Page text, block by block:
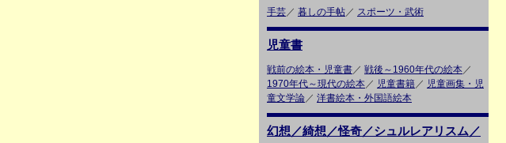
手芸／ 暮しの手帖／ スポーツ・武術
児童書
戦前の絵本・児童書／ 戦後～1960年代の絵本／
1970年代～現代の絵本／ 児童書籍／ 児童画集・児
童文学論／ 洋書絵本・外国語絵本
幻想／綺想／怪奇／シュルレアリスム／